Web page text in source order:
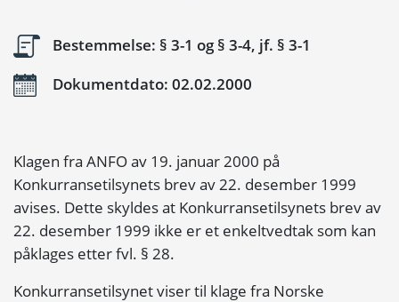
Bestemmelse: § 3-1 og § 3-4, jf. § 3-1
Dokumentdato: 02.02.2000
Klagen fra ANFO av 19. januar 2000 på
Konkurransetilsynets brev av 22. desember 1999
avises. Dette skyldes at Konkurransetilsynets brev av
22. desember 1999 ikke er et enkeltvedtak som kan
påklages etter fvl. § 28.
Konkurransetilsynet viser til klage fra Norske